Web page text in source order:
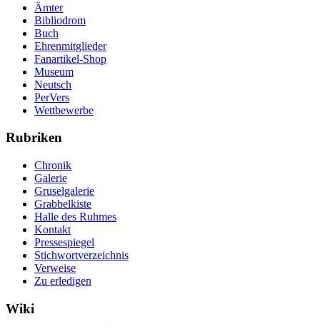
Ämter
Bibliodrom
Buch
Ehrenmitglieder
Fanartikel-Shop
Museum
Neutsch
PerVers
Wettbewerbe
Rubriken
Chronik
Galerie
Gruselgalerie
Grabbelkiste
Halle des Ruhmes
Kontakt
Pressespiegel
Stichwortverzeichnis
Verweise
Zu erledigen
Wiki